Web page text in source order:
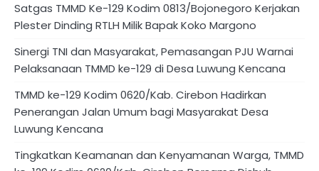
Satgas TMMD Ke-129 Kodim 0813/Bojonegoro Kerjakan
Plester Dinding RTLH Milik Bapak Koko Margono
Sinergi TNI dan Masyarakat, Pemasangan PJU Warnai
Pelaksanaan TMMD ke-129 di Desa Luwung Kencana
TMMD ke-129 Kodim 0620/Kab. Cirebon Hadirkan
Penerangan Jalan Umum bagi Masyarakat Desa
Luwung Kencana
Tingkatkan Keamanan dan Kenyamanan Warga, TMMD